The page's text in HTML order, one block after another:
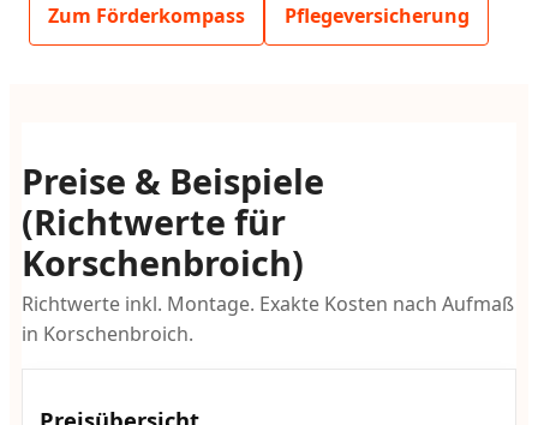
Zum Förderkompass Pflegeversicherung
Preise & Beispiele
(Richtwerte für
Korschenbroich)
Richtwerte inkl. Montage. Exakte Kosten nach Aufmaß
in Korschenbroich.